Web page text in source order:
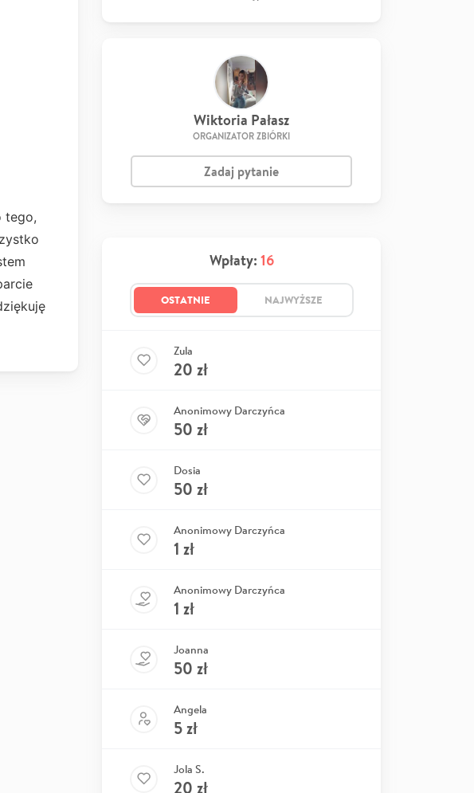
tego,
Wiktoria Pałasz
ORGANIZATOR ZBIÓRKI
Zadaj pytanie
Wpłaty: 16
OSTATNIE NAJWYŻSZE
Zula
20 zł
Anonimowy Darczyńca
50 zł
Dosia
50 zł
Anonimowy Darczyńca
1 zł
Anonimowy Darczyńca
1 zł
Joanna
50 zł
Angela
5zł
Jola S.
20 zł